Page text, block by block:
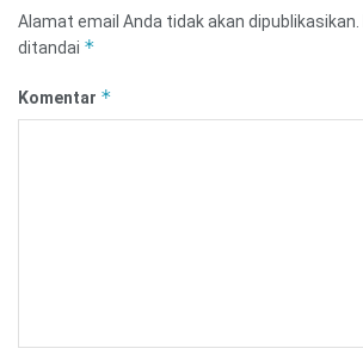
Alamat email Anda tidak akan dipublikasikan.
ditandai *
Komentar *